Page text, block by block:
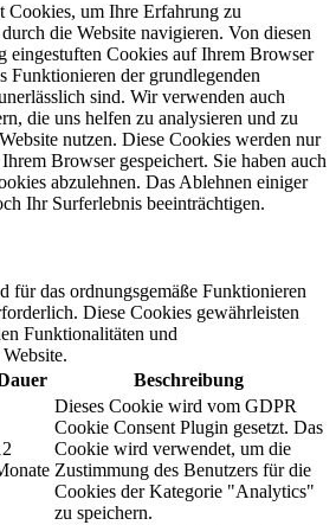
Cookies, um Ihre Erfahrung zu
die Website navigieren. Von diesen
eingestuften Cookies auf Ihrem Browser
Funktionieren der grundlegenden
sind. Wir verwenden auch
die uns helfen zu analysieren und zu
nutzen. Diese Cookies werden nur
Browser gespeichert. Sie haben auch
abzulehnen. Das Ablehnen einiger
Ihr Surferlebnis beeinträchtigen.
für das ordnungsgemäße Funktionieren
Diese Cookies gewährleisten
Funktionalitäten und
Beschreibung
Dieses Cookie wird vom GDPR
Cookie Consent Plugin gesetzt. Das
Cookie wird verwendet, um die
Zustimmung des Benutzers für die
Cookies der Kategorie "Analytics"
zu speichern.